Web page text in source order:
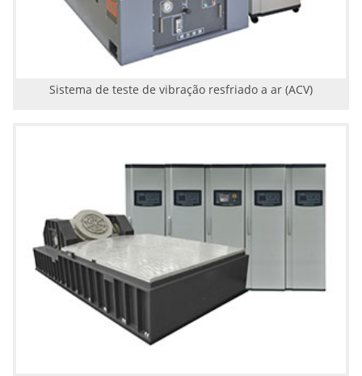
Sistema de teste de vibração resfriado a ar (ACV)